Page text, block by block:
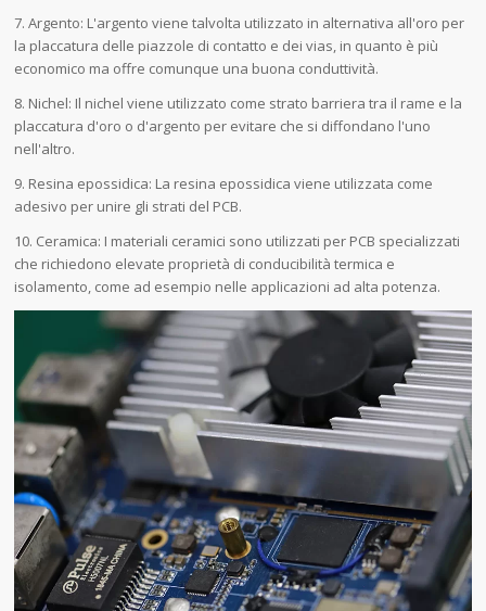
7. Argento: L'argento viene talvolta utilizzato in alternativa all'oro per
la placcatura delle piazzole di contatto e dei vias, in quanto è più
economico ma offre comunque una buona conduttività.
8. Nichel: Il nichel viene utilizzato come strato barriera tra il rame e la
placcatura d'oro o d'argento per evitare che si diffondano l'uno
nell'altro.
9. Resina epossidica: La resina epossidica viene utilizzata come
adesivo per unire gli strati del PCB.
10. Ceramica: I materiali ceramici sono utilizzati per PCB specializzati
che richiedono elevate proprietà di conducibilità termica e
isolamento, come ad esempio nelle applicazioni ad alta potenza.